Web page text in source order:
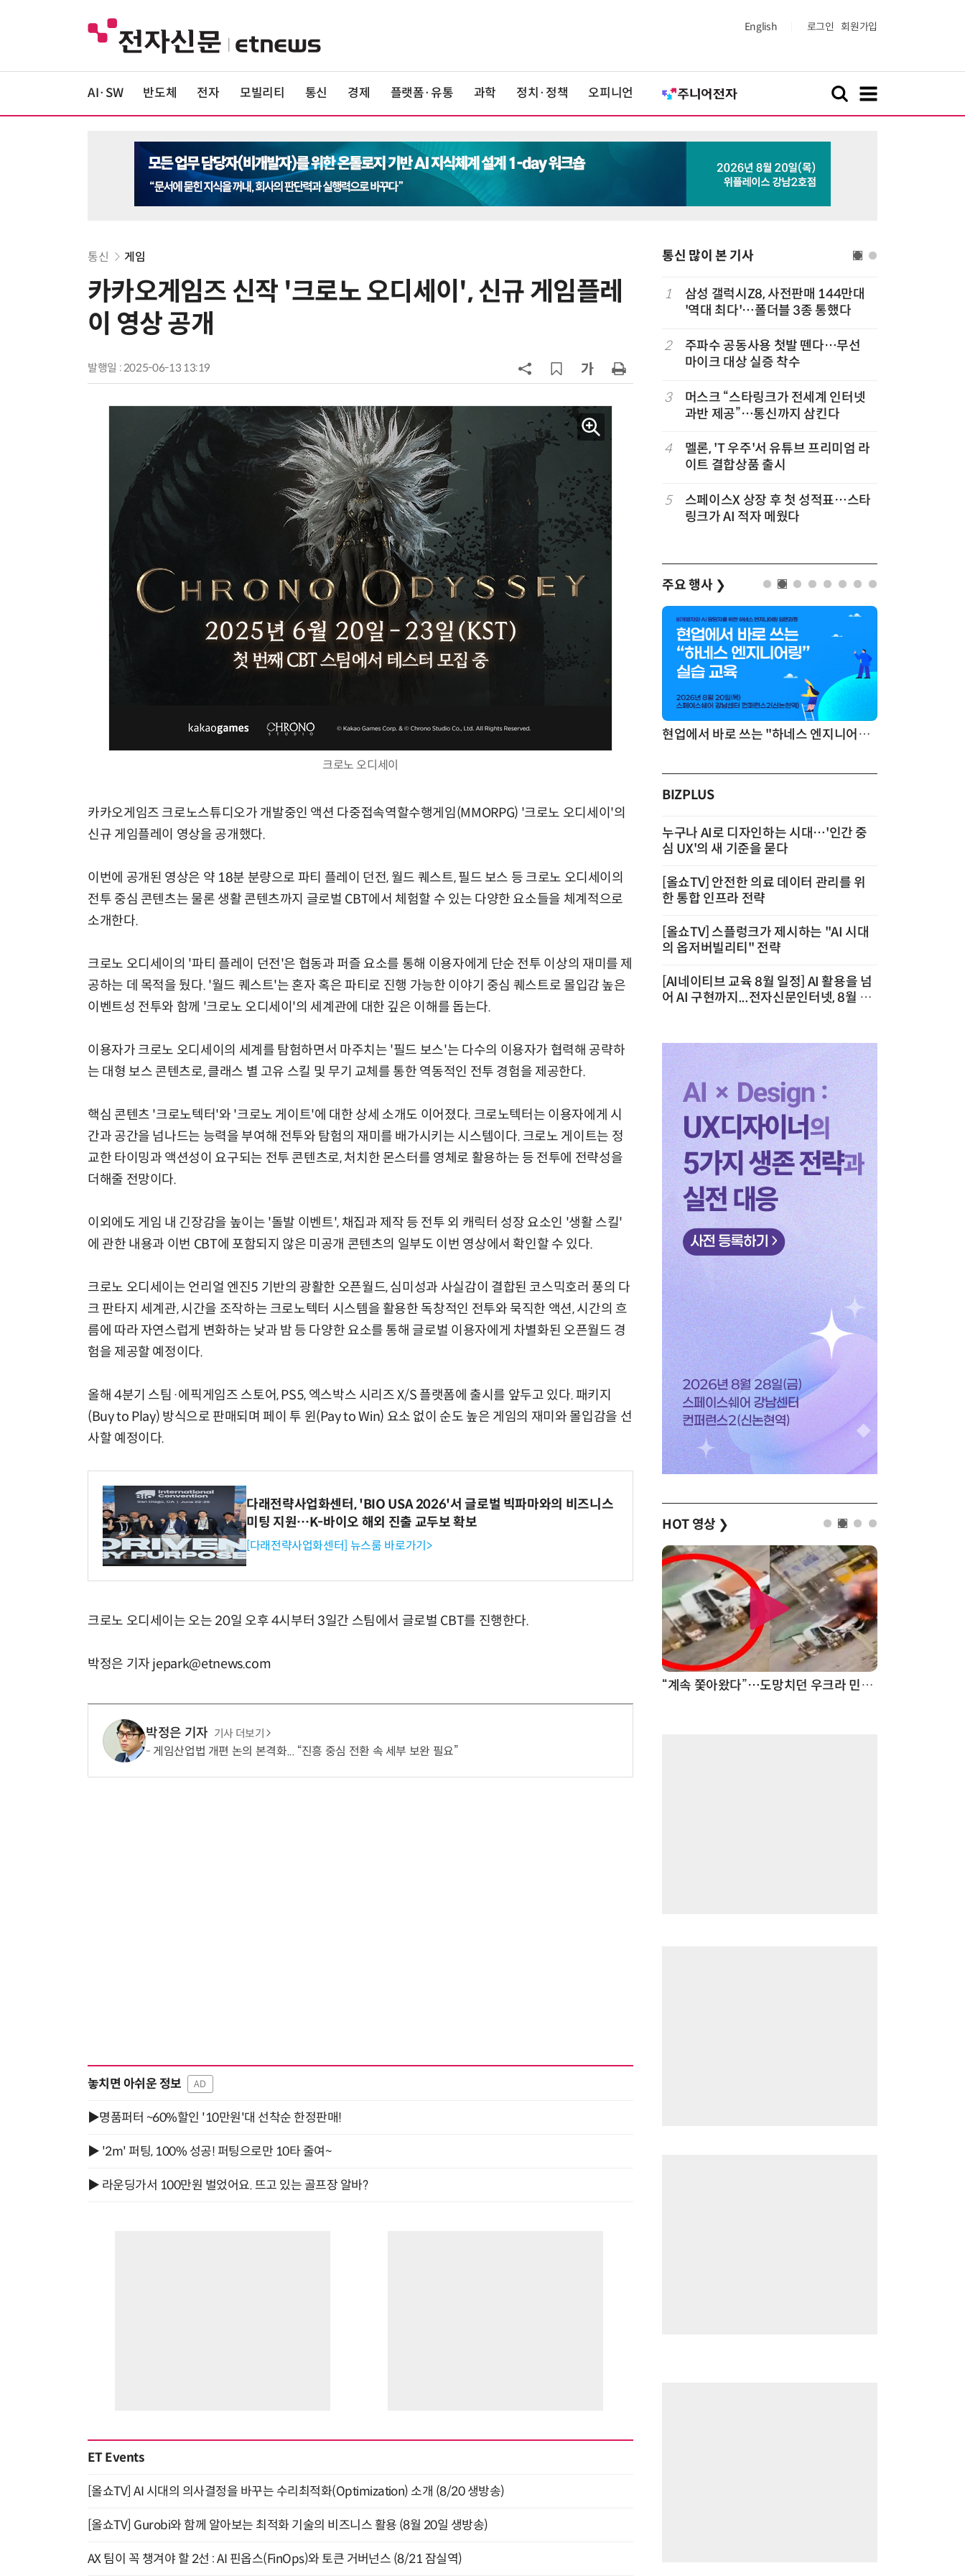
English 로그인 회원가입
AI·SW 반도체 전자 모빌리티 통신 경제 플랫폼·유통 과학 정치·정책 오피니언
통신 게임
카카오게임즈 신작 '크로노 오디세이', 신규 게임플레
이 영상 공개
발행일 : 2025-06-13 13:19
크로노 오디세이
카카오게임즈 크로노스튜디오가 개발중인 액션 다중접속역할수행게임(MMORPG) '크로노 오디세이'의
신규 게임플레이 영상을 공개했다.
이번에 공개된 영상은 약 18분 분량으로 파티 플레이 던전, 월드 퀘스트, 필드 보스 등 크로노 오디세이의
전투 중심 콘텐츠는 물론 생활 콘텐츠까지 글로벌 CBT에서 체험할 수 있는 다양한 요소들을 체계적으로
소개한다.
크로노 오디세이의 '파티 플레이 던전'은 협동과 퍼즐 요소를 통해 이용자에게 단순 전투 이상의 재미를 제
공하는 데 목적을 뒀다. '월드 퀘스트'는 혼자 혹은 파티로 진행 가능한 이야기 중심 퀘스트로 몰입감 높은
이벤트성 전투와 함께 '크로노 오디세이'의 세계관에 대한 깊은 이해를 돕는다.
이용자가 크로노 오디세이의 세계를 탐험하면서 마주치는 '필드 보스'는 다수의 이용자가 협력해 공략하
는 대형 보스 콘텐츠로, 클래스 별 고유 스킬 및 무기 교체를 통한 역동적인 전투 경험을 제공한다.
핵심 콘텐츠 '크로노텍터'와 '크로노 게이트'에 대한 상세 소개도 이어졌다. 크로노텍터는 이용자에게 시
간과 공간을 넘나드는 능력을 부여해 전투와 탐험의 재미를 배가시키는 시스템이다. 크로노 게이트는 정
교한 타이밍과 액션성이 요구되는 전투 콘텐츠로, 처치한 몬스터를 영체로 활용하는 등 전투에 전략성을
더해줄 전망이다.
이외에도 게임 내 긴장감을 높이는 '돌발 이벤트', 채집과 제작 등 전투 외 캐릭터 성장 요소인 '생활 스킬'
에 관한 내용과 이번 CBT에 포함되지 않은 미공개 콘텐츠의 일부도 이번 영상에서 확인할 수 있다.
크로노 오디세이는 언리얼 엔진5 기반의 광활한 오픈월드, 심미성과 사실감이 결합된 코스믹호러 풍의 다
크 판타지 세계관, 시간을 조작하는 크로노텍터 시스템을 활용한 독창적인 전투와 묵직한 액션, 시간의 흐
름에 따라 자연스럽게 변화하는 낮과 밤 등 다양한 요소를 통해 글로벌 이용자에게 차별화된 오픈월드 경
험을 제공할 예정이다.
올해 4분기 스팀·에픽게임즈 스토어, PS5, 엑스박스 시리즈 X/S 플랫폼에 출시를 앞두고 있다. 패키지
(Buy to Play) 방식으로 판매되며 페이 투 윈(Pay to Win) 요소 없이 순도 높은 게임의 재미와 몰입감을 선
사할 예정이다.
다래전략사업화센터, 'BIO USA 2026'서 글로벌 빅파마와의 비즈니스
미팅 지원…K-바이오 해외 진출 교두보 확보
[다래전략사업화센터] 뉴스룸 바로가기>
크로노 오디세이는 오는 20일 오후 4시부터 3일간 스팀에서 글로벌 CBT를 진행한다.
박정은 기자 jepark@etnews.com
박정은 기자 기사 더보기
게임산업법 개편 논의 본격화... “진흥 중심 전환 속 세부 보완 필요”
놓치면 아쉬운 정보 AD
▶명품퍼터 ~60%할인 '10만원'대 선착순 한정판매!
▶ '2m' 퍼팅, 100% 성공! 퍼팅으로만 10타 줄여~
▶ 라운딩가서 100만원 벌었어요. 뜨고 있는 골프장 알바?
ET Events
[올쇼TV] AI 시대의 의사결정을 바꾸는 수리최적화(Optimization) 소개 (8/20 생방송)
[올쇼TV] Gurobi와 함께 알아보는 최적화 기술의 비즈니스 활용 (8월 20일 생방송)
AX 팀이 꼭 챙겨야 할 2선 : AI 핀옵스(FinOps)와 토큰 거버넌스 (8/21 잠실역)
통신 많이 본 기사
6 K위성망 2035년까지 512기 띄운다
뉴스 무단 사용에 첫 제동
었다…한국도 사업화 시동
9
중고폰 안심 인증 50곳 돌파…고객
불안 줄였지만 '홍보 부족' 과제
10 [ET톡] 방미통위의 빈 의자
1
삼성 갤럭시Z8, 사전판매 144만대
'역대 최다'…폴더블 3종 통했다
2
주파수 공동사용 첫발 뗀다…무선
마이크 대상 실증 착수
3
머스크 “스타링크가 전세계 인터넷
과반 제공”…통신까지 삼킨다
4
멜론, 'T 우주'서 유튜브 프리미엄 라
이트 결합상품 출시
5
스페이스X 상장 후 첫 성적표…스타
링크가 AI 적자 메웠다
주요 행사 ❯
양자컴퓨팅 비즈니스·기술 입문 1-Day 워크샵 - 큐비트·양자 알고리듬·Qiskit 실습으로 이해하는 차세대 현업에서 바로 쓰는 "하네스 엔지니어링" 실습 교육
BIZPLUS
누구나 AI로 디자인하는 시대…'인간 중
심 UX'의 새 기준을 묻다
[올쇼TV] 안전한 의료 데이터 관리를 위
한 통합 인프라 전략
[올쇼TV] 스플렁크가 제시하는 "AI 시대
의 옵저버빌리티" 전략
[AI네이티브 교육 8월 일정] AI 활용을 넘
어 AI 구현까지...전자신문인터넷, 8월 실
HOT 영상 ❯
“계속 쫓아왔다”…도망치던 우크라 민간인 공격한 러 자폭 드론